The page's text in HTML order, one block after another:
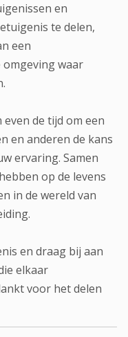
en
te delen,
een
waar
de tijd om een
en anderen de kans
ervaring. Samen
op de levens
in de wereld van
en draag bij aan
elkaar
voor het delen